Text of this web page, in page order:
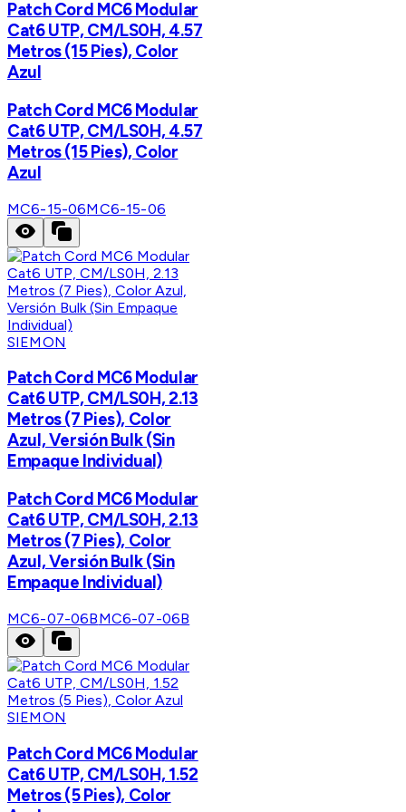
Patch Cord MC6 Modular
Cat6 UTP, CM/LS0H, 4.57
Metros (15 Pies), Color
Azul
Patch Cord MC6 Modular
Cat6 UTP, CM/LS0H, 4.57
Metros (15 Pies), Color
Azul
MC6-15-06MC6-15-06
SIEMON
Patch Cord MC6 Modular
Cat6 UTP, CM/LS0H, 2.13
Metros (7 Pies), Color
Azul, Versión Bulk (Sin
Empaque Individual)
Patch Cord MC6 Modular
Cat6 UTP, CM/LS0H, 2.13
Metros (7 Pies), Color
Azul, Versión Bulk (Sin
Empaque Individual)
MC6-07-06BMC6-07-06B
SIEMON
Patch Cord MC6 Modular
Cat6 UTP, CM/LS0H, 1.52
Metros (5 Pies), Color